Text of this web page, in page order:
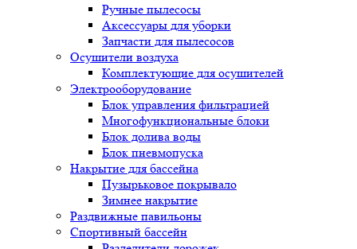
Ручные пылесосы
Аксессуары для уборки
Запчасти для пылесосов
Осушители воздуха
Комплектующие для осушителей
Электрооборудование
Блок управления фильтрацией
Многофункциональные блоки
Блок долива воды
Блок пневмопуска
Накрытие для бассейна
Пузырьковое покрывало
Зимнее накрытие
Раздвижные павильоны
Спортивный бассейн